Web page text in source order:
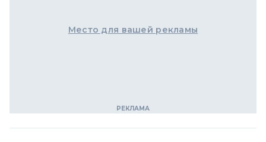
Место для вашей рекламы